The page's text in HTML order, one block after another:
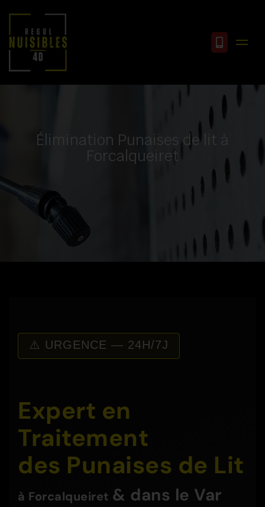
Élimination Punaises de lit à
Forcalqueiret
⚠️ URGENCE — 24H/7J
Expert en
Traitement
des Punaises de Lit
à Forcalqueiret & dans le Var